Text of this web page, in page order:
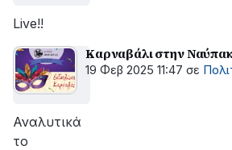
Live!!
Καρναβάλι στην
19 Φεβ 2025 11:47 σε
Αναλυτικά
το